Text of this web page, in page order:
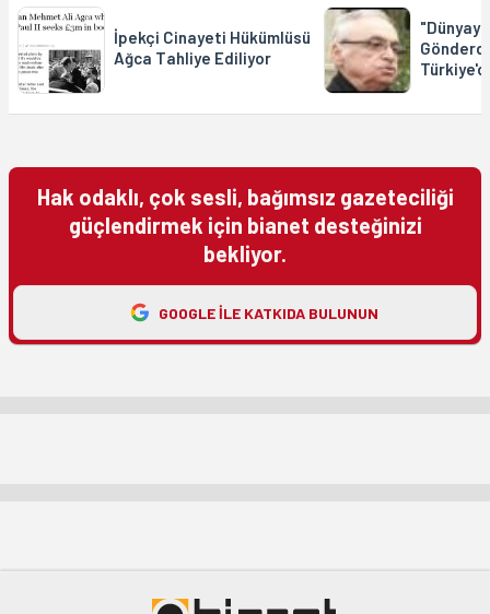
İpekçi Cinayeti Hükümlüsü
Ağca Tahliye Ediliyor
Hak odaklı, çok sesli, bağımsız gazeteciliği
güçlendirmek için bianet desteğinizi
bekliyor.
GOOGLE ILE KATKIDA BULUNUN